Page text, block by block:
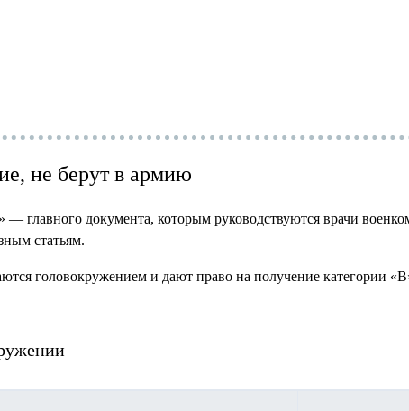
не берут в армию
главного документа, которым руководствуются врачи
статьям.
головокружением и дают право на получение категории